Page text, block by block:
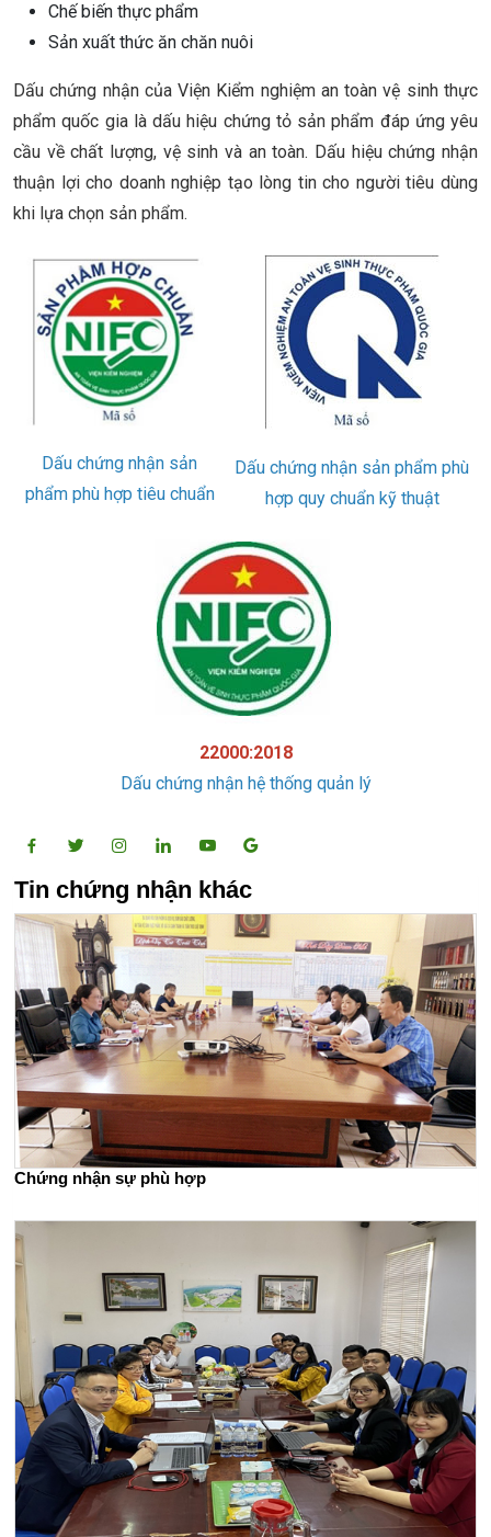
Chế biến thực phẩm
Sản xuất thức ăn chăn nuôi
Dấu chứng nhận của Viện Kiểm nghiệm an toàn vệ sinh thực
phẩm quốc gia là dấu hiệu chứng tỏ sản phẩm đáp ứng yêu
cầu về chất lượng, vệ sinh và an toàn. Dấu hiệu chứng nhận
thuận lợi cho doanh nghiệp tạo lòng tin cho người tiêu dùng
khi lựa chọn sản phẩm.
Dấu chứng nhận sản
phẩm phù hợp tiêu chuẩn
Dấu chứng nhận sản phẩm phù
hợp quy chuẩn kỹ thuật
22000:2018
Dấu chứng nhận hệ thống quản lý
Tin chứng nhận khác
Chứng nhận sự phù hợp